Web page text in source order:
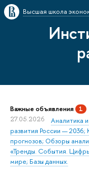
Высшая школа
Важные объявления 1
27.05.2026
Аналитика
развития России —
прогнозов; Обзоры
«Тренды. События.
мире; Базы данных.